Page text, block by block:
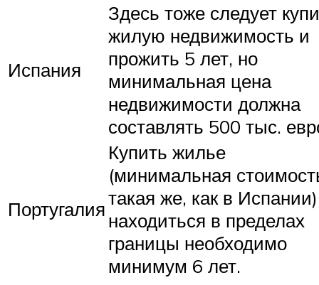
Испания
Здесь тоже следует
жилую недвижимость и
прожить 5 лет, но
минимальная цена
недвижимости должна
составлять 500 тыс.
Португалия
Купить жилье
(минимальная
такая же, как в
находиться в пределах
границы необходимо
минимум 6 лет.